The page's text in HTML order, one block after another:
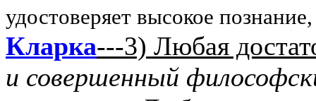
удостоверяет высокое
Кларка---3) Любая
и совершенный